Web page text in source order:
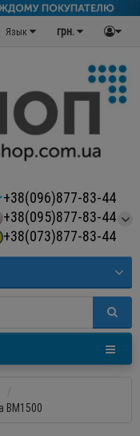
грн.
Язык
+38(096)877-83-44
+38(095)877-83-44
+38(073)877-83-44
BM1500